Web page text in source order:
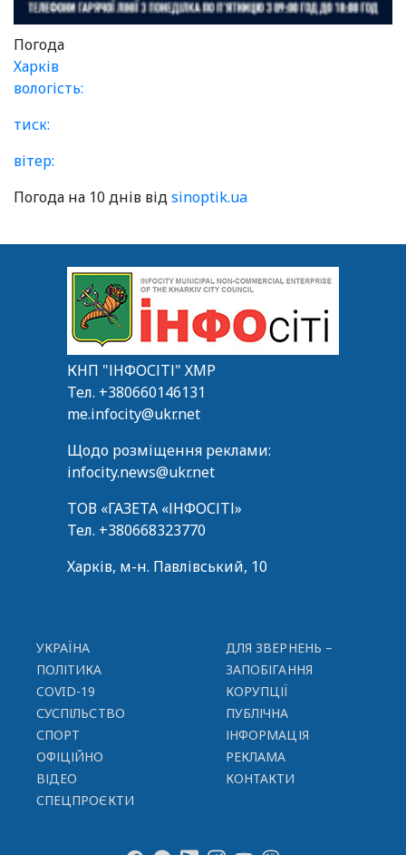
Погода
Харків
вологість:
тиск:
вітер:
Погода на 10 днів відsinoptik.ua
КНП "ІНФОСІТІ" ХМР
Тел. +380660146131
me.infocity@ukr.net
Щодо розміщення реклами:
infocity.news@ukr.net
ТОВ «ГАЗЕТА «ІНФОСІТІ»
Тел. +380668323770
Харків, м-н. Павлівський, 10
УКРАЇНА
ПОЛІТИКА
COVID-19
СУСПІЛЬСТВО
СПОРТ
ОФІЦІЙНО
ВІДЕО
СПЕЦПРОЄКТИ
ДЛЯ ЗВЕРНЕНЬ –
ЗАПОБІГАННЯ
КОРУПЦІЇ
ПУБЛІЧНА
ІНФОРМАЦІЯ
РЕКЛАМА
КОНТАКТИ